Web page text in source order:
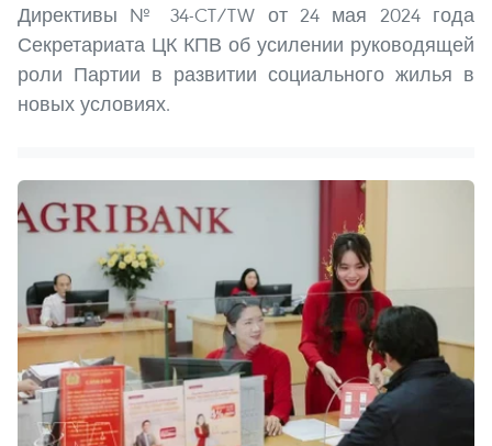
Директивы № 34-CT/TW от 24 мая 2024 года
Секретариата ЦК КПВ об усилении руководящей
роли Партии в развитии социального жилья в
новых условиях.